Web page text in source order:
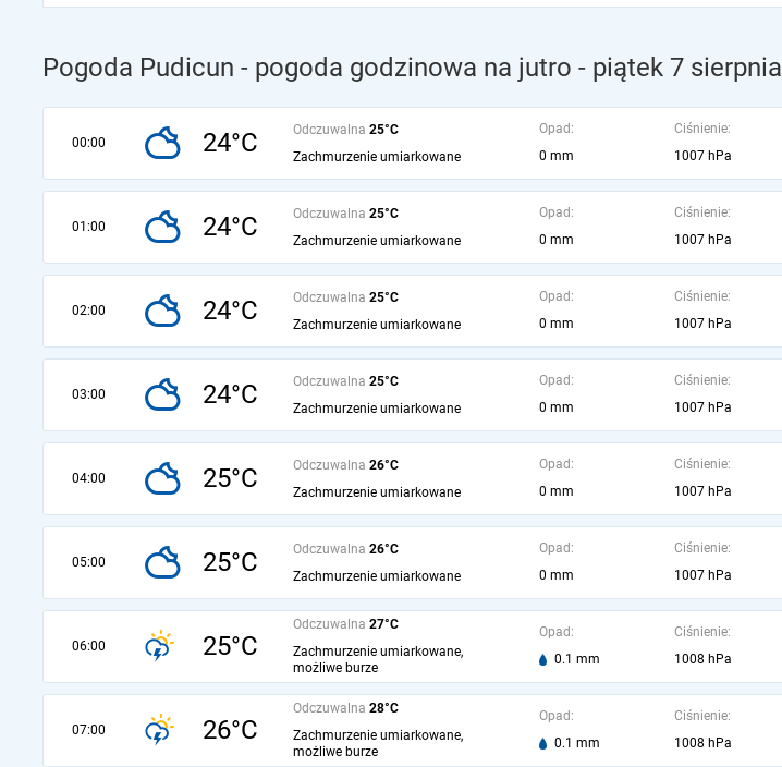
Pogoda Pudicun - pogoda godzinowa na jutro - piątek 7 sierpnia
00:00 24°C Odczuwalna 25°C
Zachmurzenie umiarkowane
Opad:
0 mm
Ciśnienie:
1007 hPa
01:00 24°C Odczuwalna 25°C
Zachmurzenie umiarkowane
Opad:
0 mm
Ciśnienie:
1007 hPa
02:00 24°C Odczuwalna 25°C
Zachmurzenie umiarkowane
Opad:
0 mm
Ciśnienie:
1007 hPa
03:00 24°C Odczuwalna 25°C
Zachmurzenie umiarkowane
Opad:
0 mm
Ciśnienie:
1007 hPa
04:00 25°C Odczuwalna 26°C
Zachmurzenie umiarkowane
Opad:
0 mm
Ciśnienie:
1007 hPa
05:00 25°C Odczuwalna 26°C
Zachmurzenie umiarkowane
Opad:
0 mm
Ciśnienie:
1007 hPa
06:00 25°C
Odczuwalna 27°C
Zachmurzenie umiarkowane,
możliwe burze
Opad:
0.1 mm
Ciśnienie:
1008 hPa
07:00 26°C
Odczuwalna 28°C
Zachmurzenie umiarkowane,
możliwe burze
Opad:
0.1 mm
Ciśnienie:
1008 hPa